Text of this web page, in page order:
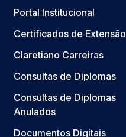
Portal Institucional
Certificados de Extensão
Claretiano Carreiras
Consultas de Diplomas
Consultas de Diplomas
Anulados
Documentos Digitais